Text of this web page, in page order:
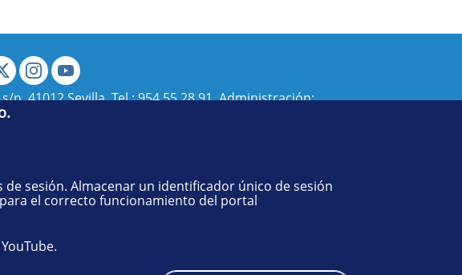
n. 41012 Sevilla. Tel.:954 55 28 91. Administración:
sesión. Almacenar un identificador único de sesión
el correcto funcionamiento del portal